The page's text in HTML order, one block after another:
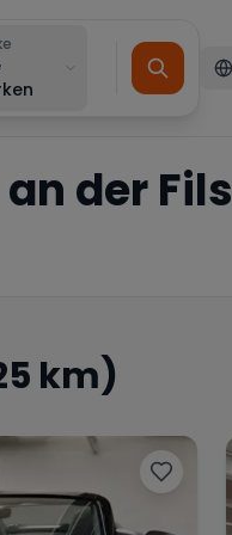
der Fils
km)